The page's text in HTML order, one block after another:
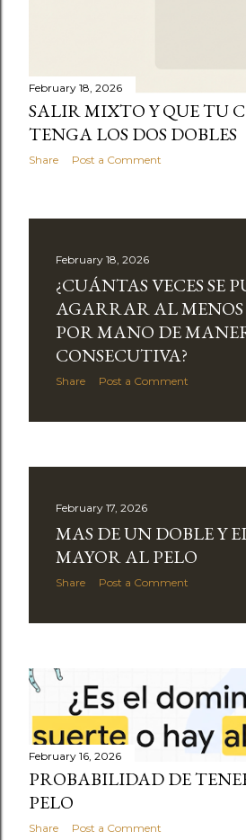
February 18, 2026
SALIR MIXTO Y QUE TU
TENGA LOS DOS DOBLES
Share Post a Comment
February 18, 2026
¿CUÁNTAS VECES SE
AGARRAR AL MENOS
POR MANO DE
CONSECUTIVA?
Share Post a Comment
February 17, 2026
MAS DE UN DOBLE Y
MAYOR AL PELO
Share Post a Comment
February 16, 2026
PROBABILIDAD DE
PELO
Share Post a Comment